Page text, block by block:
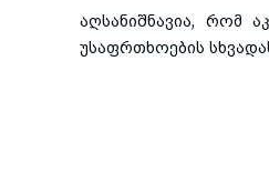
აღსანიშნავია, რომ
უსაფრთხოების